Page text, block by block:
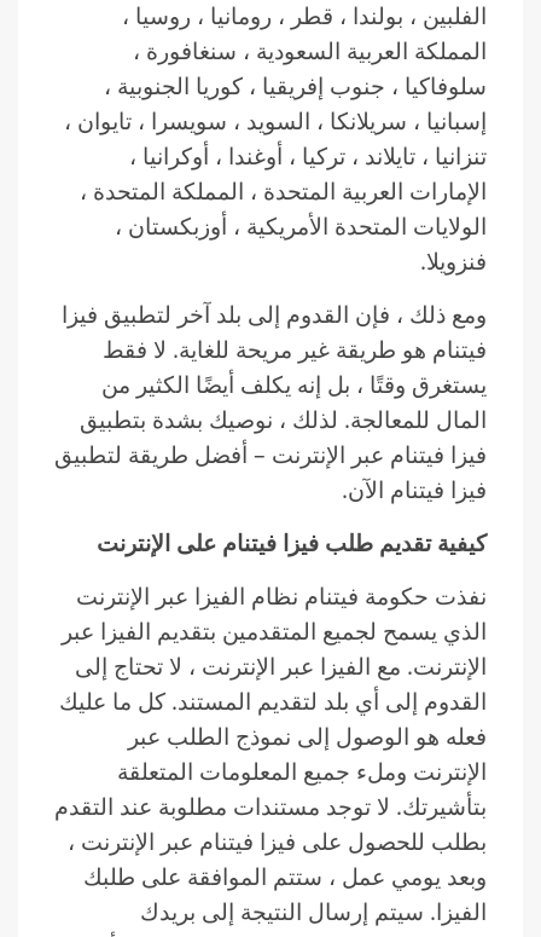
الفلبين ، بولندا ، قطر ، رومانيا ، روسيا ،
المملكة العربية السعودية ، سنغافورة ،
سلوفاكيا ، جنوب إفريقيا ، كوريا الجنوبية ،
إسبانيا ، سريلانكا ، السويد ، سويسرا ، تايوان ،
تنزانيا ، تايلاند ، تركيا ، أوغندا ، أوكرانيا ،
الإمارات العربية المتحدة ، المملكة المتحدة ،
الولايات المتحدة الأمريكية ، أوزبكستان ،
فنزويلا.
ومع ذلك ، فإن القدوم إلى بلد آخر لتطبيق فيزا
فيتنام هو طريقة غير مريحة للغاية. لا فقط
يستغرق وقتًا ، بل إنه يكلف أيضًا الكثير من
المال للمعالجة. لذلك ، نوصيك بشدة بتطبيق
فيزا فيتنام عبر الإنترنت – أفضل طريقة لتطبيق
فيزا فيتنام الآن.
كيفية تقديم طلب فيزا فيتنام على الإنترنت
نفذت حكومة فيتنام نظام الفيزا عبر الإنترنت
الذي يسمح لجميع المتقدمين بتقديم الفيزا عبر
الإنترنت. مع الفيزا عبر الإنترنت ، لا تحتاج إلى
القدوم إلى أي بلد لتقديم المستند. كل ما عليك
فعله هو الوصول إلى نموذج الطلب عبر
الإنترنت وملء جميع المعلومات المتعلقة
بتأشيرتك. لا توجد مستندات مطلوبة عند التقدم
بطلب للحصول على فيزا فيتنام عبر الإنترنت ،
وبعد يومي عمل ، ستتم الموافقة على طلبك
الفيزا. سيتم إرسال النتيجة إلى بريدك